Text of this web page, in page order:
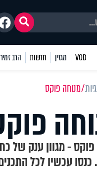
VOD מגזין חדשות הרב
מנוחה פוקס
- מגוון ענק של
כנסו עכשיו לכל